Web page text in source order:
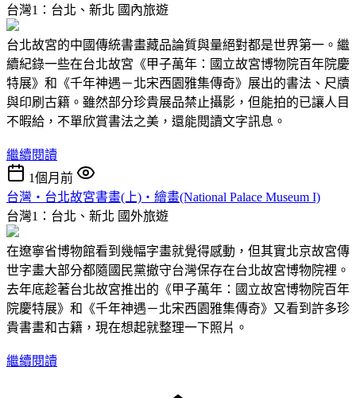
台灣1：台北、新北 國內旅遊
台北故宮的中國傳統書畫藏品論質與量絕對都是世界第一。繼
續紀錄一些在台北故宮《甲子萬年：國立故宮博物院百年院慶
特展》和《千年神遇－北宋西園雅集傳奇》展出的書法、尺牘
與印刷古籍。雖然部分珍貴展品禁止攝影，但能拍的已讓人目
不暇給，不單欣賞書法之美，還能閱讀文字訊息。
繼續閱讀
1個月前
台灣‧台北故宮書畫(上)‧繪畫(National Palace Museum I)
台灣1：台北、新北 國外旅遊
在遼寧省博物館看到幾幅字畫就覺得感動，但其實北京故宮傳
世字畫大部分都隨國民黨撤守台灣保存在台北故宮博物院裡。
去年底趁著台北故宮推出的《甲子萬年：國立故宮博物院百年
院慶特展》和《千年神遇－北宋西園雅集傳奇》又看到許多珍
貴書畫和古籍，現在想起就整理一下照片。
繼續閱讀